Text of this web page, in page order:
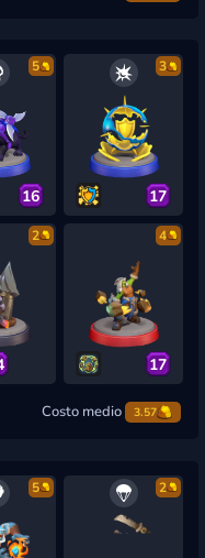
5
16
3
17
2 4
17
Costo medio 3.57
5 2